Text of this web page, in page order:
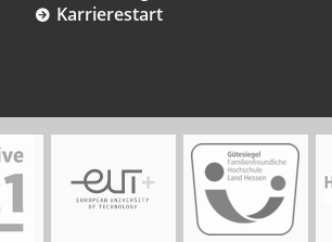
Karrierestart